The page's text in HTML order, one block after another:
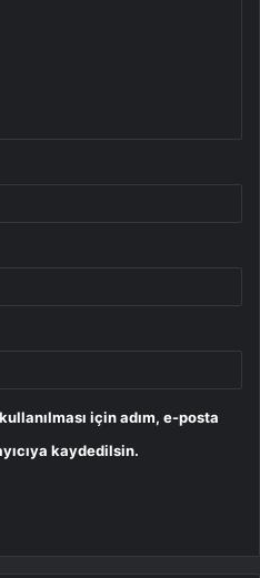
için adım, e-posta
kaydedilsin.